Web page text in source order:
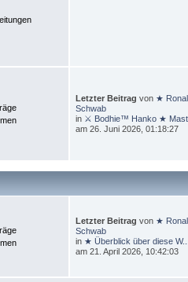
Letzter Beitrag von ★
Schwab
in ⚔ Bodhie™ Hanko ★
am 26. Juni 2026, 01:18:27
Letzter Beitrag von ★
Schwab
in ★ Überblick über diese W...
am 21. April 2026, 10:42:03